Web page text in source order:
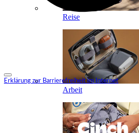
Erklärung zur Barrierefreiheit im Internet
Reise
Arbeit